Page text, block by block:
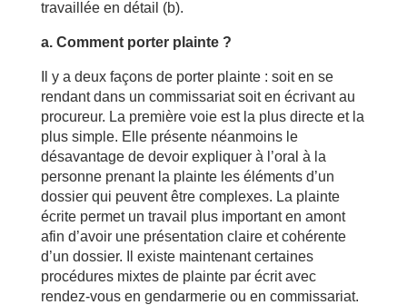
travaillée en détail (b).
a. Comment porter plainte ?
Il y a deux façons de porter plainte : soit en se
rendant dans un commissariat soit en écrivant au
procureur. La première voie est la plus directe et la
plus simple. Elle présente néanmoins le
désavantage de devoir expliquer à l’oral à la
personne prenant la plainte les éléments d’un
dossier qui peuvent être complexes. La plainte
écrite permet un travail plus important en amont
afin d’avoir une présentation claire et cohérente
d’un dossier. Il existe maintenant certaines
procédures mixtes de plainte par écrit avec
rendez-vous en gendarmerie ou en commissariat.